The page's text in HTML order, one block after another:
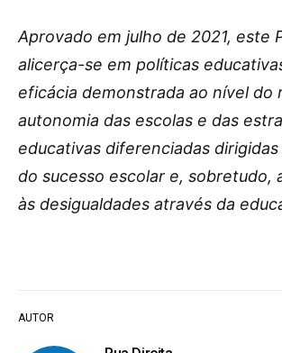
AUTOR
Aprovado em julho de 2021, este
alicerça-se em políticas
eficácia demonstrada ao nível do
autonomia das escolas e das
educativas diferenciadas
do sucesso escolar e, sobretudo,
às desigualdades através da